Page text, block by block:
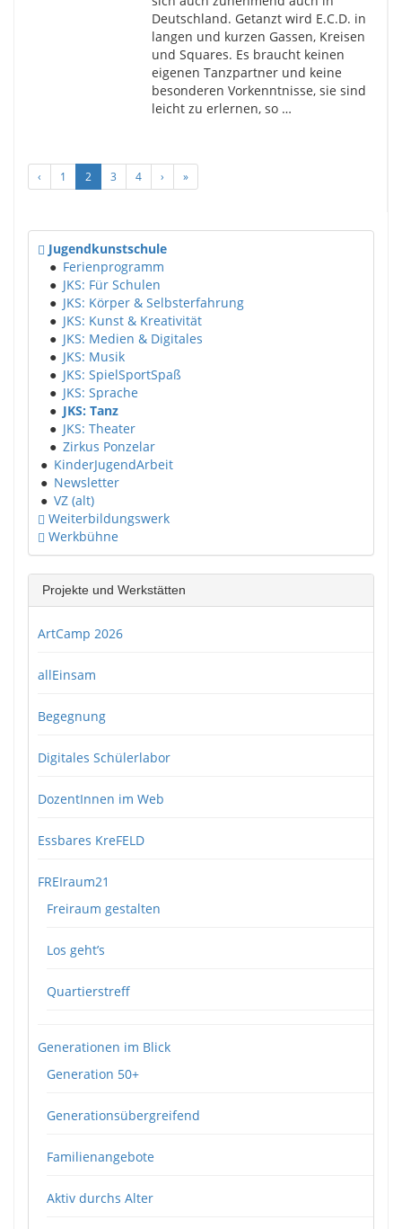
Deutschland. Getanzt wird E.C.D. in
langen und kurzen Gassen, Kreisen
und Squares. Es braucht keinen
eigenen Tanzpartner und keine
besonderen Vorkenntnisse, sie sind
leicht zu erlernen, so …
‹ 1 2 3 4 › »
Jugendkunstschule
● Ferienprogramm
● JKS: Für Schulen
● JKS: Körper & Selbsterfahrung
● JKS: Kunst & Kreativität
● JKS: Medien & Digitales
● JKS: Musik
● JKS: SpielSportSpaß
● JKS: Sprache
● JKS: Tanz
● JKS: Theater
● Zirkus Ponzelar
● KinderJugendArbeit
● Newsletter
● VZ (alt)
Weiterbildungswerk
Werkbühne
Projekte und Werkstätten
ArtCamp 2026
allEinsam
Begegnung
Digitales Schülerlabor
DozentInnen im Web
Essbares KreFELD
FREIraum21
Freiraum gestalten
Los geht’s
Quartierstreff
Generationen im Blick
Generation 50+
Generationsübergreifend
Familienangebote
Aktiv durchs Alter